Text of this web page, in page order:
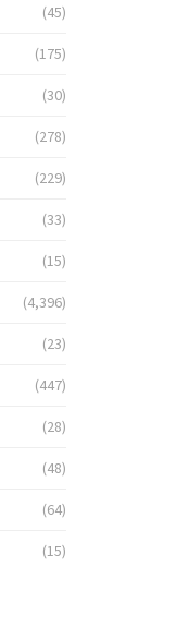
(45)
(175)
(30)
(278)
(229)
(33)
(15)
(4,396)
(23)
(447)
(28)
(48)
(64)
(15)